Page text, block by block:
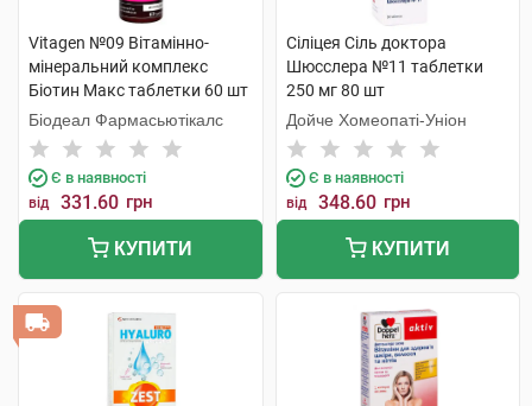
Vitagen №09 Вітамінно-
мінеральний комплекс
Біотин Макс таблетки 60 шт
Біодеал Фармасьютікалс
Є в наявності
від 331.60 грн
КУПИТИ
Сiлiцея Сіль доктора
Шюсслера №11 таблетки
250 мг 80 шт
Дойче Хомеопаті-Уніон
Є в наявності
від 348.60 грн
КУПИТИ